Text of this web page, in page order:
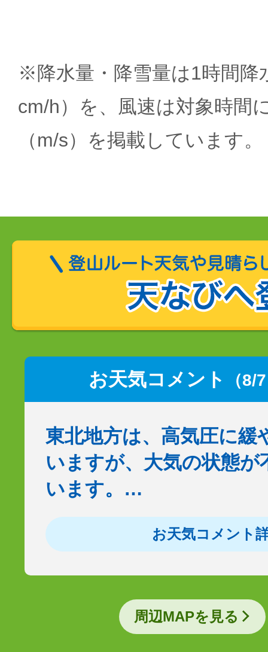
※降水量・降雪量は1時間降
cm/h）を、風速は対象時間
（m/s）を掲載しています。
お天気コメント （8/
東北地方は、高気圧に緩
いますが、大気の状態が
います。…
お天気コメント
周辺MAPを見る